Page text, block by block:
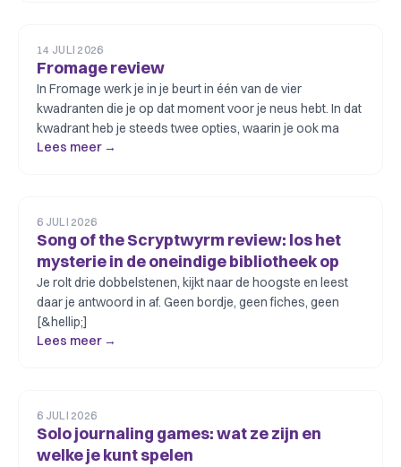
14 JULI 2026
Fromage review
In Fromage werk je in je beurt in één van de vier
kwadranten die je op dat moment voor je neus hebt. In dat
kwadrant heb je steeds twee opties, waarin je ook ma
Lees meer →
6 JULI 2026
Song of the Scryptwyrm review: los het
mysterie in de oneindige bibliotheek op
Je rolt drie dobbelstenen, kijkt naar de hoogste en leest
daar je antwoord in af. Geen bordje, geen fiches, geen
[&hellip;]
Lees meer →
6 JULI 2026
Solo journaling games: wat ze zijn en
welke je kunt spelen